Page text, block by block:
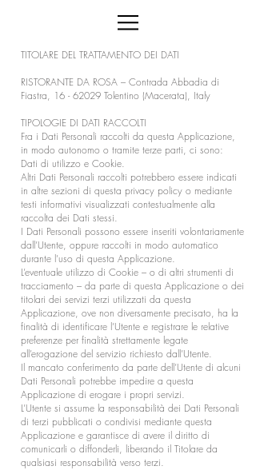
TITOLARE DEL TRATTAMENTO DEI DATI
RISTORANTE DA ROSA – Contrada Abbadia di
Fiastra, 16 - 62029 Tolentino (Macerata), Italy
TIPOLOGIE DI DATI RACCOLTI
Fra i Dati Personali raccolti da questa Applicazione,
in modo autonomo o tramite terze parti, ci sono:
Dati di utilizzo e Cookie.
Altri Dati Personali raccolti potrebbero essere indicati
in altre sezioni di questa privacy policy o mediante
testi informativi visualizzati contestualmente alla
raccolta dei Dati stessi.
I Dati Personali possono essere inseriti volontariamente
dall’Utente, oppure raccolti in modo automatico
durante l’uso di questa Applicazione.
L’eventuale utilizzo di Cookie – o di altri strumenti di
tracciamento – da parte di questa Applicazione o dei
titolari dei servizi terzi utilizzati da questa
Applicazione, ove non diversamente precisato, ha la
finalità di identificare l’Utente e registrare le relative
preferenze per finalità strettamente legate
all’erogazione del servizio richiesto dall’Utente.
Il mancato conferimento da parte dell’Utente di alcuni
Dati Personali potrebbe impedire a questa
Applicazione di erogare i propri servizi.
L’Utente si assume la responsabilità dei Dati Personali
di terzi pubblicati o condivisi mediante questa
Applicazione e garantisce di avere il diritto di
comunicarli o diffonderli, liberando il Titolare da
qualsiasi responsabilità verso terzi.